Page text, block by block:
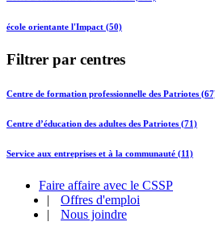
école orientante l'Impact (50)
Filtrer par centres
Centre de formation professionnelle des Patriotes
Centre d’éducation des adultes des Patriotes (71)
Service aux entreprises et à la communauté (11)
Faire affaire avec le CSSP
|
Offres d'emploi
|
Nous joindre